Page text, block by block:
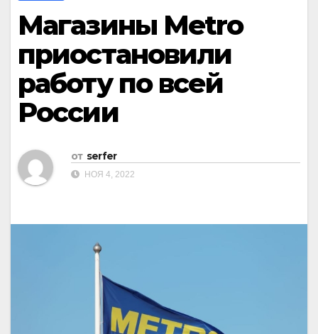
Магазины Metro
приостановили
работу по всей
России
от serfer
НОЯ 4, 2022